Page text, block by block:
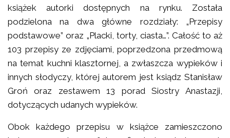
książek autorki dostępnych na rynku. Została
podzielona na dwa główne rozdziały: „Przepisy
podstawowe” oraz „Placki, torty, ciasta…”. Całość to aż
103 przepisy ze zdjęciami, poprzedzona przedmową
na temat kuchni klasztornej, a zwłaszcza wypieków i
innych słodyczy, której autorem jest ksiądz Stanisław
Groń oraz zestawem 13 porad Siostry Anastazji,
dotyczących udanych wypieków.
Obok każdego przepisu w książce zamieszczono